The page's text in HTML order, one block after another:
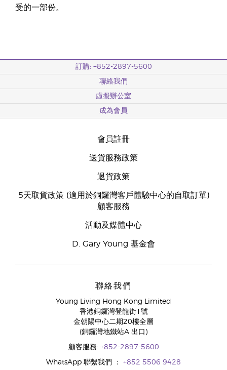
受的一部份。
訂購: +852-2897-5600
聯絡我們
虛擬辦公室
成為會員
會員註冊
送貨服務政策
退貨政策
5天取貨政策 (適用於銅鑼灣客戶體驗中心的自取訂單)
顧客服務
活動及媒體中心
D. Gary Young 基金會
聯絡我們
Young Living Hong Kong Limited
香港銅鑼灣登龍街1號
金朝陽中心二期20樓全層
(銅鑼灣地鐵站A 出口)
顧客服務: +852-2897-5600
WhatsApp 聯繫我們 ： +852 5506 9428